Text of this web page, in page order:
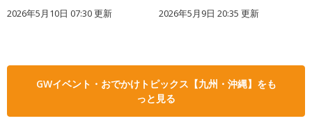
2026年5月10日 07:30 更新 2026年5月9日 20:35 更新
GWイベント・おでかけトピックス【九州・沖縄】をも
っと見る